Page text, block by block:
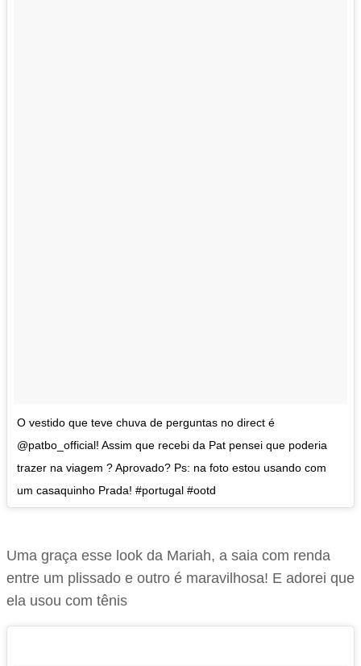
O vestido que teve chuva de perguntas no direct é
@patbo_official! Assim que recebi da Pat pensei que poderia
trazer na viagem ? Aprovado? Ps: na foto estou usando com
um casaquinho Prada! #portugal #ootd
Uma graça esse look da Mariah, a saia com renda
entre um plissado e outro é maravilhosa! E adorei que
ela usou com tênis